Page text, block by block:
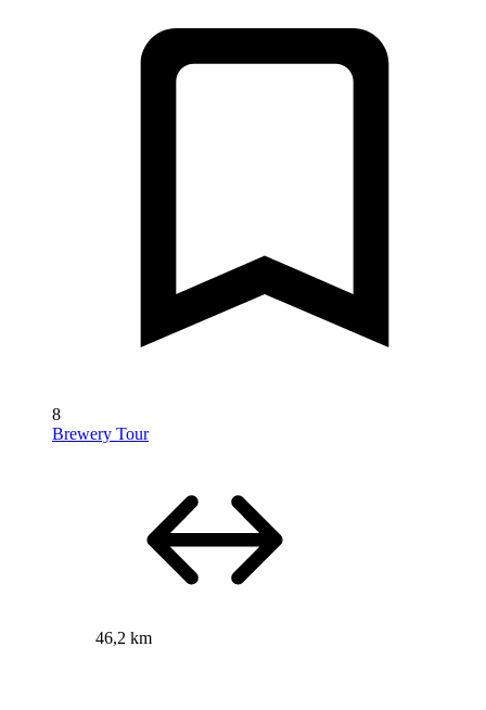
8
Brewery Tour
46,2 km